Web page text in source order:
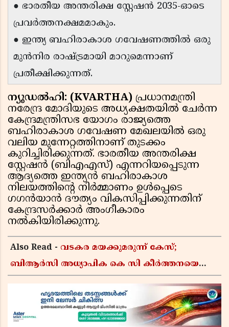
● ഭാരതീയ അന്തരിക്ഷ സ്റ്റേഷൻ 2035-ഓടെ
പ്രവർത്തനക്ഷമമാകും.
● ഇന്ത്യ ബഹിരാകാശ ഗവേഷണത്തിൽ ഒരു
മുൻനിര രാഷ്ട്രമായി മാറുമെന്നാണ്
പ്രതീക്ഷിക്കുന്നത്.
ന്യൂഡൽഹി: (KVARTHA) പ്രധാനമന്ത്രി
നരേന്ദ്ര മോദിയുടെ അധ്യക്ഷതയിൽ ചേർന്ന
കേന്ദ്രമന്ത്രിസഭ യോഗം രാജ്യത്തെ
ബഹിരാകാശ ഗവേഷണ മേഖലയിൽ ഒരു
വലിയ മുന്നേറ്റത്തിനാണ് തുടക്കം
കുറിച്ചിരിക്കുന്നത്. ഭാരതീയ അന്തരിക്ഷ
സ്റ്റേഷൻ (ബിഎഎസ്) എന്നറിയപ്പെടുന്ന
ആദ്യത്തെ ഇന്ത്യൻ ബഹിരാകാശ
നിലയത്തിന്റെ നിർമ്മാണം ഉൾപ്പെടെ
ഗഗൻയാൻ ദൗത്യം വികസിപ്പിക്കുന്നതിന്
കേന്ദ്രസർക്കാർ അംഗീകാരം
നൽകിയിരിക്കുന്നു.
Also Read - വടകര മയക്കുമരുന്ന് കേസ്;
ബിആർസി അധ്യാപിക കെ സി കീർത്തനയെ